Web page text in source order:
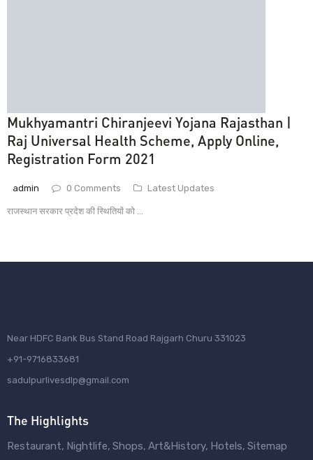
Mukhyamantri Chiranjeevi Yojana Rajasthan |
Raj Universal Health Scheme, Apply Online,
Registration Form 2021
admin 0 Comments Latest Updates
राजस्थान सरकार प्रदेश की स्थितियों को ...
Near HDFC Bank Bus Stand Road Rajgarh Churu 331023
+91-9716833681
sadulpurlivesdlp@gmail.com
The Highlights
Restaurant Nightlife Shops Art&History Hotels Sitemap